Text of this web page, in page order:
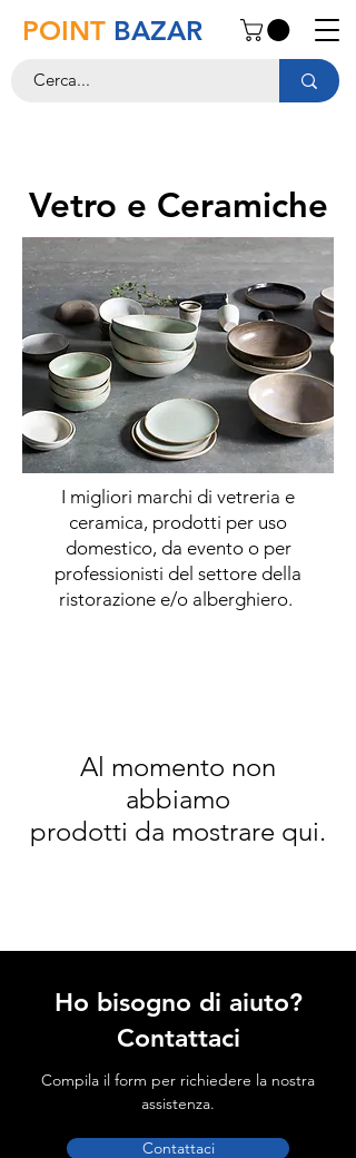
POINT BAZAR
Vetro e Ceramiche
I migliori marchi di vetreria e
ceramica, prodotti per uso
domestico, da evento o per
professionisti del settore della
ristorazione e/o alberghiero.
Al momento non
abbiamo
prodotti da mostrare qui.
Ho bisogno di aiuto?
Contattaci
Compila il form per richiedere la nostra
assistenza.
Contattaci